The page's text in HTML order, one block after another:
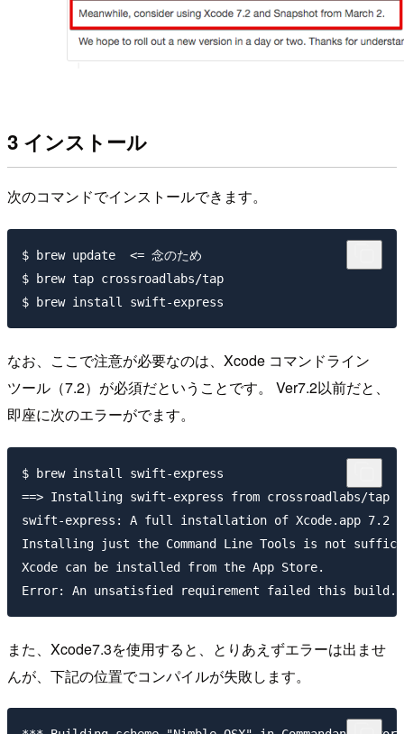
3 インストール
次のコマンドでインストールできます。
$ brew update  <= 念のため
$ brew tap crossroadlabs/tap
なお、ここで注意が必要なのは、Xcode コマンドライン
ツール（7.2）が必須だということです。 Ver7.2以前だと、
即座に次のエラーがでます。
$ brew install swift-express
==> Installing swift-express from crossroadlabs/tap
swift-express: A full installation of Xcode.app 7.2
Installing just the Command Line Tools is not
Xcode can be installed from the App Store.
また、Xcode7.3を使用すると、とりあえずエラーは出ませ
んが、下記の位置でコンパイルが失敗します。